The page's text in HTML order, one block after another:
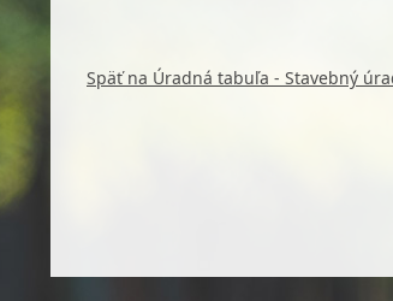
Späť na Úradná tabuľa - Stavebný